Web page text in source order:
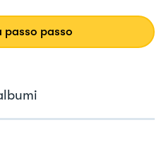
passo passo